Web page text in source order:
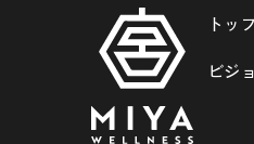
トッ
ビジ